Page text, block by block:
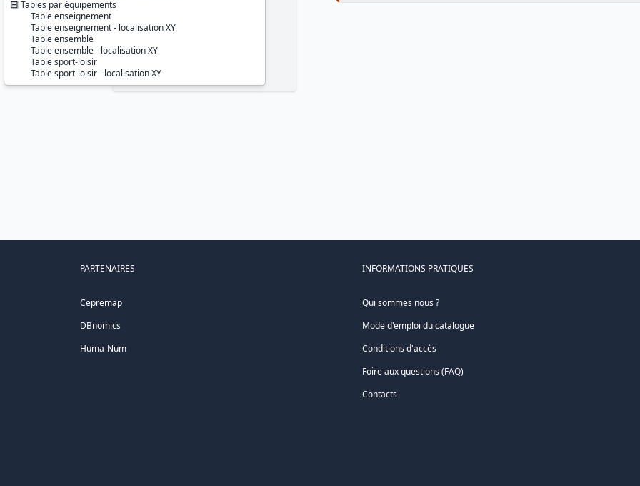
Tables par équipements
Table enseignement
Table enseignement - localisation XY
Table ensemble
Table ensemble - localisation XY
Table sport-loisir
Table sport-loisir - localisation XY
PARTENAIRES
Cepremap
DBnomics
Huma-Num
INFORMATIONS PRATIQUES
Qui sommes nous ?
Mode d'emploi du catalogue
Conditions d'accès
Foire aux questions (FAQ)
Contacts